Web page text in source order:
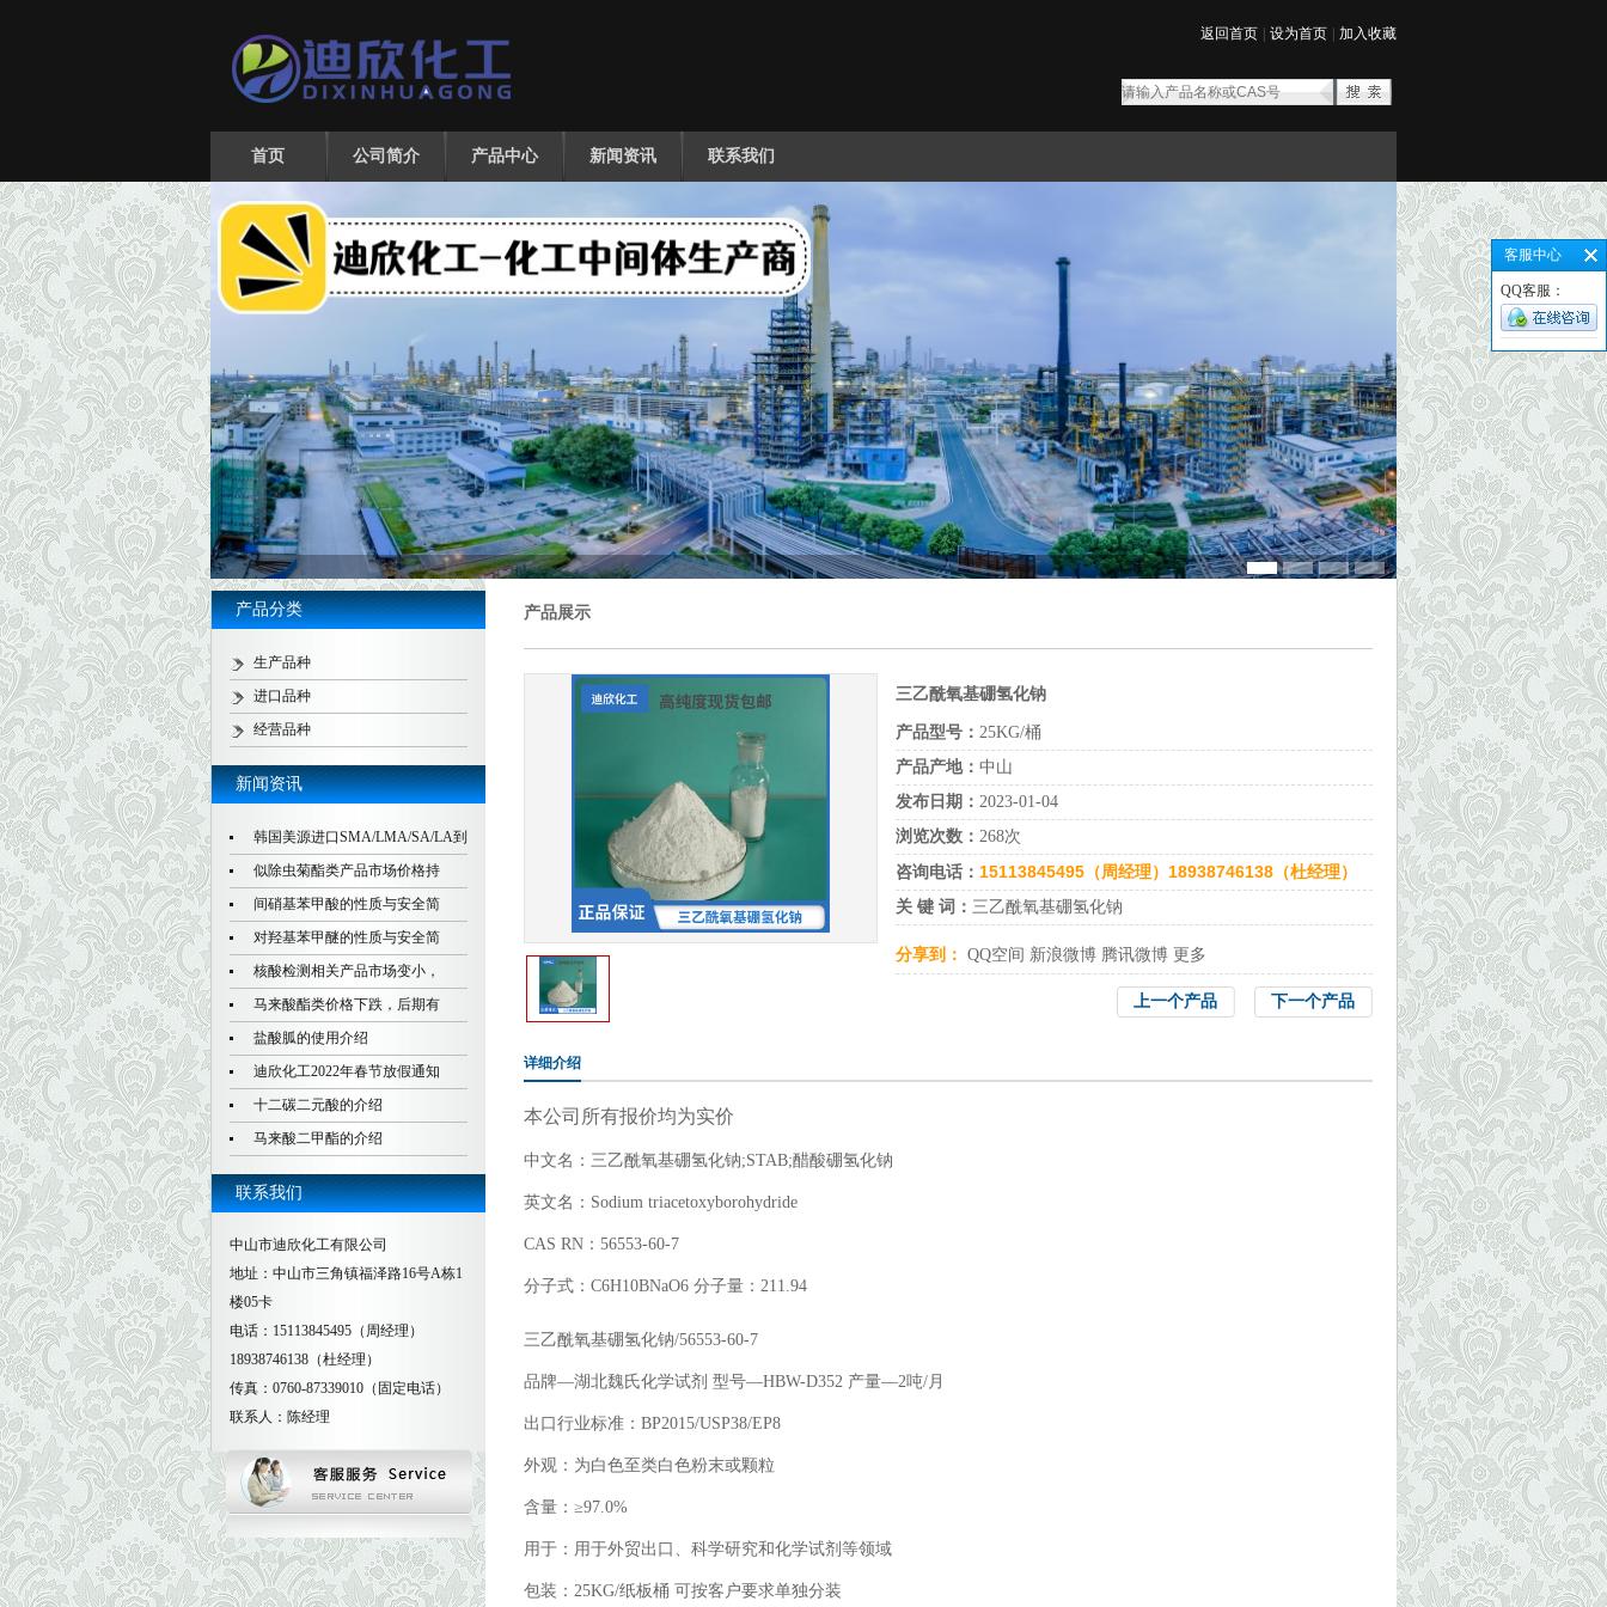
返回首页 设为首页 加入收藏
首页 公司简介 产品中心 新闻资讯 联系我们
产品分类
生产品种
进口品种
经营品种
新闻资讯
韩国美源进口SMA/LMA/SA/LA到
似除虫菊酯类产品市场价格持
间硝基苯甲酸的性质与安全简
对羟基苯甲醚的性质与安全简
核酸检测相关产品市场变小，
马来酸酯类价格下跌，后期有
盐酸胍的使用介绍
迪欣化工2022年春节放假通知
十二碳二元酸的介绍
马来酸二甲酯的介绍
联系我们
中山市迪欣化工有限公司
地址：中山市三角镇福泽路16号A栋1
楼05卡
电话：15113845495（周经理）
18938746138（杜经理）
传真：0760-87339010（固定电话）
联系人：陈经理
产品展示
三乙酰氧基硼氢化钠
产品型号： 25KG/桶
产品产地： 中山
发布日期： 2023-01-04
浏览次数： 268次
咨询电话： 15113845495（周经理）18938746138（杜经理）
关 键 词： 三乙酰氧基硼氢化钠
分享到： QQ空间 新浪微博 腾讯微博 更多
下一个产品
上一个产品
详细介绍
本公司所有报价均为实价
中文名：三乙酰氧基硼氢化钠;STAB;醋酸硼氢化钠
英文名：Sodium triacetoxyborohydride
CAS RN：56553-60-7
分子式：C6H10BNaO6 分子量：211.94
三乙酰氧基硼氢化钠/56553-60-7
品牌—湖北魏氏化学试剂 型号—HBW-D352 产量—2吨/月
出口行业标准：BP2015/USP38/EP8
外观：为白色至类白色粉末或颗粒
含量：≥97.0%
用于：用于外贸出口、科学研究和化学试剂等领域
包装：25KG/纸板桶 可按客户要求单独分装
客服中心
QQ客服：